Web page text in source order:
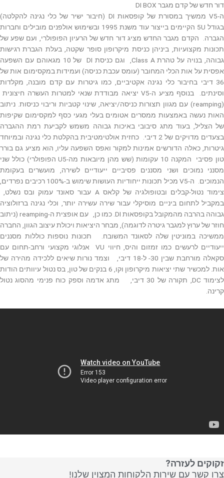
דור חדש של קדם מגבר DI BOX
ה-V5 ממשיך במסורת של קופסאות DI (חיבור ישיר של כלי נגינה להקלטה)
בגודל 5U הקיימים בייצור עוד משנת 1995 ובשימוש אולפנים מובילים וחברות
הגברה. הקדם מגבר החדש מציג דור חדש של הרעיון הפופולרי, ועם שפע של
תכונות מקצועיות, ביניהן כניסת מיקרופון סופר שקטה, בעלת הגברת רגישות
גבוהה, בנויה על טהרת Class A, וגם כניסת DI של 10 מגאוהם עם השפעה
אפסית על אות הכלי המחובר (עומס עכבת כניסה) ועמידות במקסימום אות של
36 דיבי בחיבור כלי נגינה אקטיביים, כמו גיטרות עם קדם מובנה, מקלדות
וסינתים. בנוסף מציע ה-V5 יציאה מבודדת שנאי למטרות העשרה חיצונית
(reamping) עם מגוון תצורות כניסה/יציאה, שינוי קטביות וריבוי כניסות. ניתוב
האות נעשה באמצעות ממסרים אטומים בעלי מגעי כסף למקסימום שקיפות
של הצליל, בעוד מתג סיבובי באיכות גבוהה משמש לקביעת רמת ההגברה
בצעדים מדויקים של 2 דיבי. כחזית אולטימטיבית בהקלטת כלי נגינה ובמיוחד
גיטרות, כאלה הדורשים אמינות למקור ואפס השפעה עליו, הוא מציע גם בורר
טון פסיבי המקנה 10 עקומות (שש מהן מיובאות מה-U5 הפופולרי) כולל שני
מסנני נמוכים ושני מסננים פסיביים ייעודיים לשירה, מועשרים בעקומת
הנמוכים. ה-V5 מכיל תכונות ייחודיות העושות שימוש ב-100% רכיבים נפרדים,
צימוד נטול-קבלים ובטופולגיה של קלאס A עבור סאונד עמוק ובס נשלט,
במקביל לתחום ביניים מוסיקלי עבור שירה עשירה יותר, וכלי נגינה ברזולוציה
גבוהה בהרבה מהמקובל בקופסאות DI. כמו כן, עם אופצית ה-reamping (ניתוב
חוזר של ערוץ למגבר גיטרה לדוגמה), מבחר היציאות ויכולת עיצוב הגוון, החברה
ממשיכה במוניטין שלה לסאונד המשובח. תכונות נוספות כוללות מסננים
ייעודיים לרעשים כמו זמזום והיס, חיווי VU אנלוגי מקצועי ורחב-תחום עם
סקאלה מורחבת שבין 30- ל-18 דיבי, וצמד נורות שיאים ללכידה מהירה של
אות. למכשיר שתי יציאות מיקרופון וקו, 6 בנקים של טון, בס נטול עיוותים הודות
לצימוד DC, תקורה של 30 דיבי, מתג אדמה וספק כוח פנימי מהסוג נטול
קרינה.
זקוקים לעזרה?
צרו קשר עם שירות הלקוחות המצוין שלנו!